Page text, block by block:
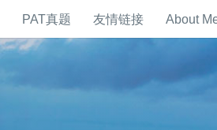
PAT真题 友情链接 About